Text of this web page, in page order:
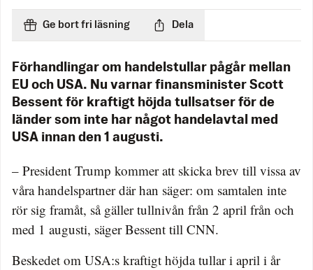
Ge bort fri läsning Dela
Förhandlingar om handelstullar pågår mellan
EU och USA. Nu varnar finansminister Scott
Bessent för kraftigt höjda tullsatser för de
länder som inte har något handelavtal med
USA innan den 1 augusti.
– President Trump kommer att skicka brev till vissa av
våra handelspartner där han säger: om samtalen inte
rör sig framåt, så gäller tullnivån från 2 april från och
med 1 augusti, säger Bessent till CNN.
Beskedet om USA:s kraftigt höjda tullar i april i år